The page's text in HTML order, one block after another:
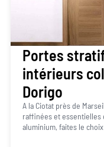
Portes
intérieurs
Dorigo
A la Ciotat près de
raffinées et essentielles
aluminium, faites le